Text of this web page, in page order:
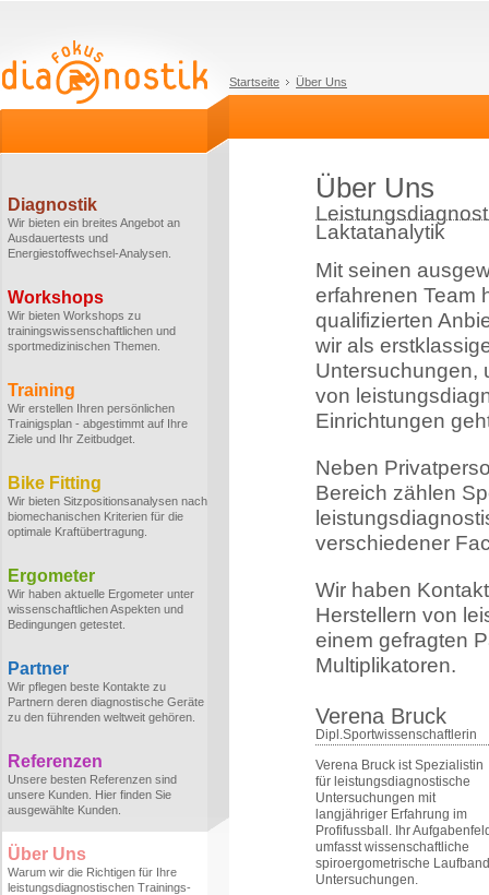
Startseite Über Uns
Diagnostik
Wir bieten ein breites Angebot an
Ausdauertests und
Energiestoffwechsel-Analysen.
Workshops
Wir bieten Workshops zu
trainingswissenschaftlichen und
sportmedizinischen Themen.
Training
Wir erstellen Ihren persönlichen
Trainigsplan - abgestimmt auf Ihre
Ziele und Ihr Zeitbudget.
Bike Fitting
Wir bieten Sitzpositionsanalysen nach
biomechanischen Kriterien für die
optimale Kraftübertragung.
Ergometer
Wir haben aktuelle Ergometer unter
wissenschaftlichen Aspekten und
Bedingungen getestet.
Partner
Wir pflegen beste Kontakte zu
Partnern deren diagnostische Geräte
zu den führenden weltweit gehören.
Referenzen
Unsere besten Referenzen sind
unsere Kunden. Hier finden Sie
ausgewählte Kunden.
Über Uns
Warum wir die Richtigen für Ihre
leistungsdiagnostischen Trainings-
Über Uns
Laktatanalytik
Mit seinen
erfahrenen Team
qualifizierten
wir als
Untersuchungen,
von
Einrichtungen
Neben
Bereich zählen
verschiedener
Wir haben
Herstellern von
einem gefragten
Multiplikatoren.
Verena Bruck
Dipl.Sportwissenschaftlerin
Verena Bruck ist Spezialistin
für leistungsdiagnostische
Untersuchungen mit
langjähriger Erfahrung im
Profifussball. Ihr
umfasst wissenschaftliche
spiroergometrische
Untersuchungen.